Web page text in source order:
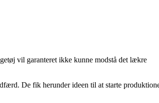
vil garanteret ikke kunne modstå det lækre
De fik herunder ideen til at starte